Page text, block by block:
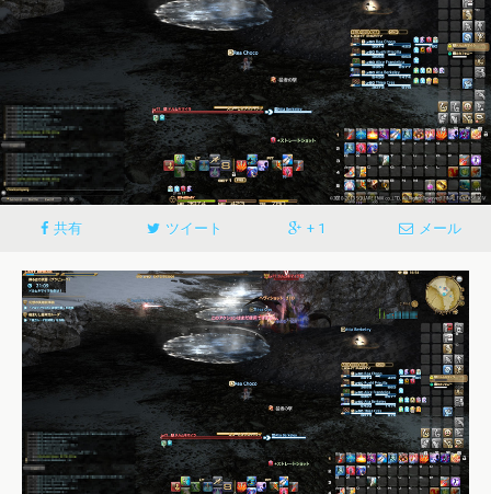
共有 ツイート + 1 メール